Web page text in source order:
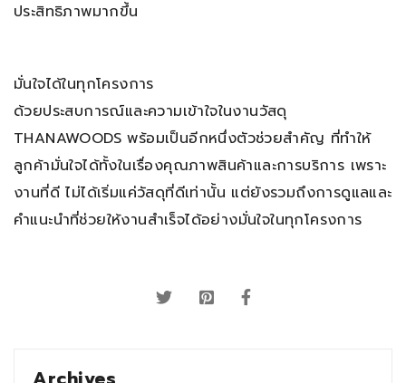
ประสิทธิภาพมากขึ้น
มั่นใจได้ในทุกโครงการ
ด้วยประสบการณ์และความเข้าใจในงานวัสดุ
THANAWOODS พร้อมเป็นอีกหนึ่งตัวช่วยสำคัญ ที่ทำให้
ลูกค้ามั่นใจได้ทั้งในเรื่องคุณภาพสินค้าและการบริการ เพราะ
งานที่ดี ไม่ได้เริ่มแค่วัสดุที่ดีเท่านั้น แต่ยังรวมถึงการดูแลและ
คำแนะนำที่ช่วยให้งานสำเร็จได้อย่างมั่นใจในทุกโครงการ